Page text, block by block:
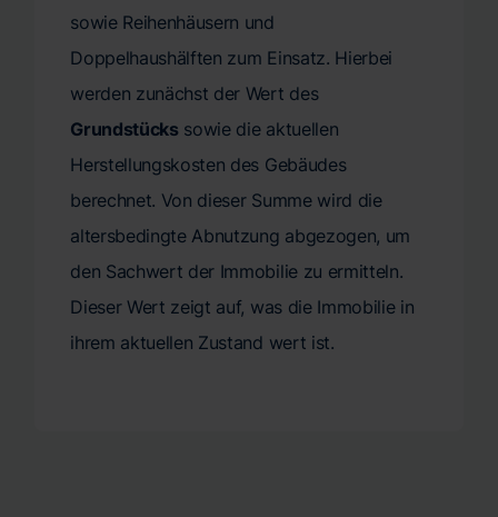
sowie Reihenhäusern und
Doppelhaushälften zum Einsatz. Hierbei
werden zunächst der Wert des
Grundstücks sowie die aktuellen
Herstellungskosten des Gebäudes
berechnet. Von dieser Summe wird die
altersbedingte Abnutzung abgezogen, um
den Sachwert der Immobilie zu ermitteln.
Dieser Wert zeigt auf, was die Immobilie in
ihrem aktuellen Zustand wert ist.